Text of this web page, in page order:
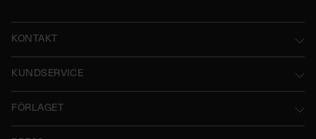
KONTAKT
P.O. Box 2052
KUNDSERVICE
Kontakta oss
Användarvillkor
FÖRLAGET